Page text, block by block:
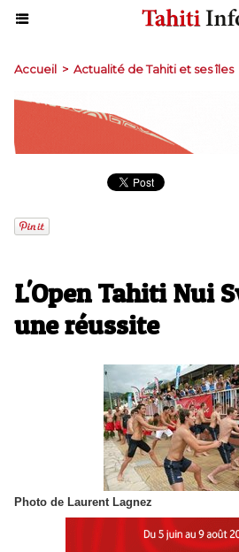
Accueil > Actualité de Tahiti et ses îles
L'Open Tahiti Nui
une réussite
Photo de Laurent Lagnez